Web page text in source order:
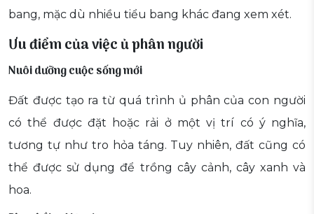
bang, mặc dù nhiều tiểu bang khác đang xem xét.
Ưu điểm của việc ủ phân người
Nuôi dưỡng cuộc sống mới
Đất được tạo ra từ quá trình ủ phân của con người
có thể được đặt hoặc rải ở một vị trí có ý nghĩa,
tương tự như tro hỏa táng. Tuy nhiên, đất cũng có
thể được sử dụng để trồng cây cảnh, cây xanh và
hoa.